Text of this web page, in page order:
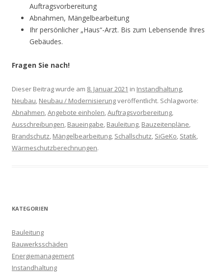
Auftragsvorbereitung
Abnahmen, Mängelbearbeitung
Ihr persönlicher „Haus“-Arzt. Bis zum Lebensende Ihres
Gebäudes.
Fragen Sie nach!
Dieser Beitrag wurde am 8. Januar 2021 in Instandhaltung,
Neubau, Neubau / Modernisierungveröffentlicht. Schlagworte:
Abnahmen,Angebote einholen,Auftragsvorbereitung,
Ausschreibungen, Baueingabe, Bauleitung, Bauzeitenpläne,
Brandschutz, Mängelbearbeitung, Schallschutz, SiGeKo, Statik,
Wärmeschutzberechnungen.
KATEGORIEN
Bauleitung
Bauwerksschäden
Energiemanagement
Instandhaltung